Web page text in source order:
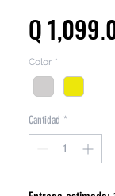
Q
Color *
Cantidad *